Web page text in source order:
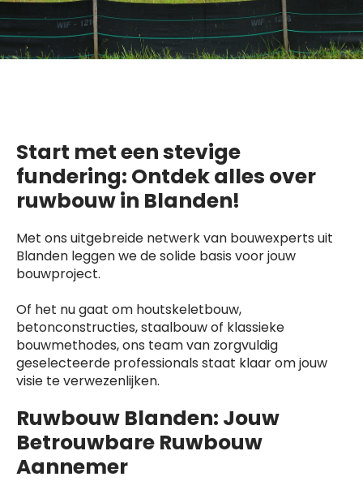
Start met een stevige
fundering: Ontdek alles over
ruwbouw in Blanden!
Met ons uitgebreide netwerk van bouwexperts uit
Blanden leggen we de solide basis voor jouw
bouwproject.
Of het nu gaat om houtskeletbouw,
betonconstructies, staalbouw of klassieke
bouwmethodes, ons team van zorgvuldig
geselecteerde professionals staat klaar om jouw
visie te verwezenlijken.
Ruwbouw Blanden: Jouw
Betrouwbare Ruwbouw
Aannemer